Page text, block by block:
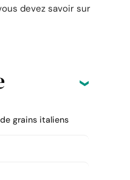
devez savoir sur
grains italiens